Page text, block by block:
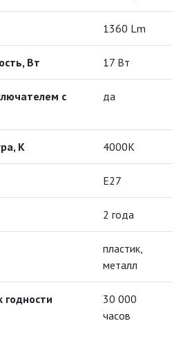
ПАТРОНЫ
СОФИТ MR11/MR16
ЛАМПЫ ГАЛОГЕННЫЕ
ЛАМПЫ ЛЮМИНИСЦЕНТНЫЕ
КАБЕЛЕНЕСУЩИЕ СИСТЕМЫ
КАБЕЛЬ
1360 Lm
Вт 17 Вт
с
да
К 4000K
E27
2 года
пластик,
металл
годности
30 000
часов